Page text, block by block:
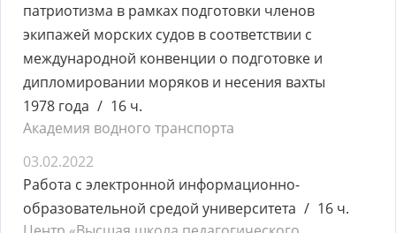
патриотизма в рамках подготовки членов
экипажей морских судов в соответствии с
международной конвенции о подготовке и
дипломировании моряков и несения вахты
1978 года
16 ч.
Академия водного транспорта
03.02.2022
Работа с электронной информационно-
образовательной средой университета
16 ч.